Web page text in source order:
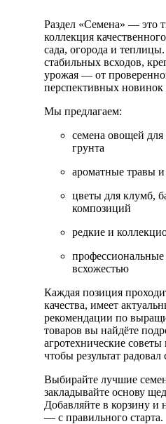
Раздел «Семена» — это
коллекция
сада, огорода и
стабильных всходов,
урожая — от
перспективных новинок
Мы предлагаем:
семена овощей
грунта
ароматные травы и
цветы для клумб,
композиций
редкие и
всхожестью
Каждая позиция
качества, имеет
рекомендации по
товаров вы найдёте
агротехнические
чтобы результат
Выбирайте лучшие
закладывайте основу
Добавляйте в корзину и
— с правильного старта.